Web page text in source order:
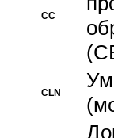
CC
CLN